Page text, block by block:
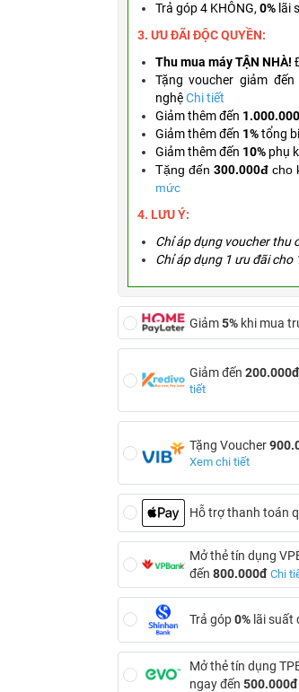
Trả góp 4 KHÔNG, 0%lãi
3. ƯU ĐÃI ĐỘC QUYỀN:
Thu mua máy TẬN NHÀ!
Tặng voucher giảm đến
nghệ Chi tiết
Giảm thêm đến
Giảm thêm đến 1%tổng
Giảm thêm đến 10%phụ
Tặng đến 300.000đcho
mức
4. LƯU Ý:
Chỉ áp dụng voucher thu
Chỉ áp dụng 1 ưu đãi cho
Giảm5%khi mua
Giảm đến 200.000đ
tiết
Tặng Voucher
Xem chi tiết
Hỗ trợ thanh toán
Mở thẻ tín dụng
đến 800.000đ Chi
Trả góp0%lãi suất
Mở thẻ tín dụng
ngay đến 500.000đ